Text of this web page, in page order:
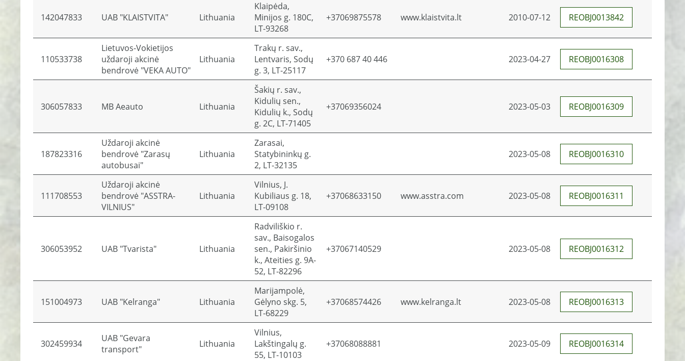
142047833 UAB "KLAISTVITA" Lithuania
Klaipėda,
Minijos g. 180C,
LT-93268
+37069875578 www.klaistvita.lt 2010-07-12 REOBJ0013842
110533738
Lietuvos-Vokietijos
uždaroji akcinė
bendrovė "VEKA AUTO"
Lithuania
Trakų r. sav.,
Lentvaris, Sodų
g. 3, LT-25117
+370 687 40 446 2023-04-27 REOBJ0016308
306057833 MB Aeauto Lithuania
Šakių r. sav.,
Kidulių sen.,
Kidulių k., Sodų
g. 2C, LT-71405
+37069356024 2023-05-03 REOBJ0016309
187823316
Uždaroji akcinė
bendrovė "Zarasų
autobusai"
Lithuania
Zarasai,
Statybininkų g.
2, LT-32135
2023-05-08 REOBJ0016310
111708553
Uždaroji akcinė
bendrovė "ASSTRA-
VILNIUS"
Lithuania
Vilnius, J.
Kubiliaus g. 18,
LT-09108
+37068633150 www.asstra.com 2023-05-08 REOBJ0016311
306053952 UAB "Tvarista" Lithuania
Radviliškio r.
sav., Baisogalos
sen., Pakiršinio
k., Ateities g. 9A-
52, LT-82296
+37067140529 2023-05-08 REOBJ0016312
151004973 UAB "Kelranga" Lithuania
Marijampolė,
Gėlyno skg. 5,
LT-68229
+37068574426 www.kelranga.lt 2023-05-08 REOBJ0016313
302459934
UAB "Gevara
transport"
Lithuania
Vilnius,
Lakštingalų g.
55, LT-10103
+37068088881 2023-05-09 REOBJ0016314